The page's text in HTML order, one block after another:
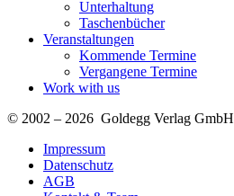
Unterhaltung
Taschenbücher
Veranstaltungen
Kommende Termine
Vergangene Termine
Work with us
© 2002 – 2026 Goldegg Verlag GmbH
Impressum
Datenschutz
AGB